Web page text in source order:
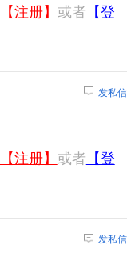
【注册】 或者 【登
发私信
【注册】 或者 【登
发私信